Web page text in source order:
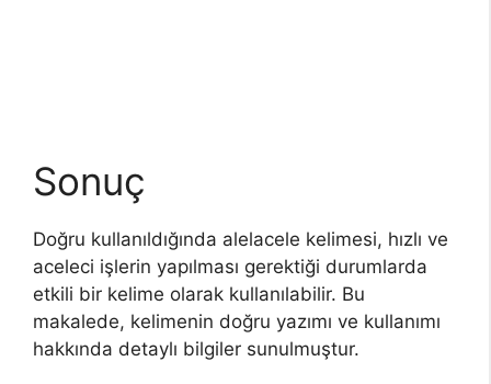
Sonuç
Doğru kullanıldığında alelacele kelimesi, hızlı ve
aceleci işlerin yapılması gerektiği durumlarda
etkili bir kelime olarak kullanılabilir. Bu
makalede, kelimenin doğru yazımı ve kullanımı
hakkında detaylı bilgiler sunulmuştur.